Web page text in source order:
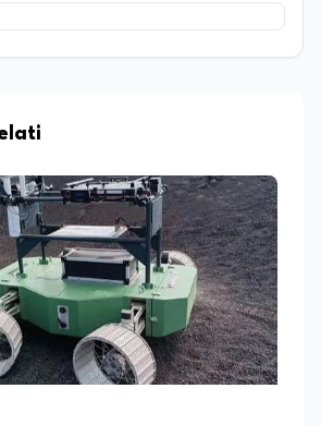
sviluppando un forte
per il mondo del giornalismo.
ha dedicato le sue tesi a due
dall’altro lo studio della
giornalistica, con un
enogastronomico. Da
affascinato dal mondo della
e del racconto, nel corso
sua carriera ha lavorato anche
addetto stampa e ha collaborato
testate online che si
di cultura, cronaca, società,
enogastronomia. Su
scrive articoli e realizza
video dedicati ai temi della
della formazione, della cultura e